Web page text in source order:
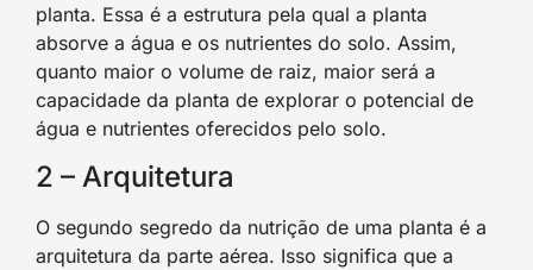
planta. Essa é a estrutura pela qual a planta
absorve a água e os nutrientes do solo. Assim,
quanto maior o volume de raiz, maior será a
capacidade da planta de explorar o potencial de
água e nutrientes oferecidos pelo solo.
2 – Arquitetura
O segundo segredo da nutrição de uma planta é a
arquitetura da parte aérea. Isso significa que a